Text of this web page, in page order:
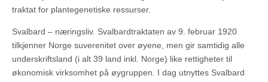
traktat for plantegenetiske ressurser.
Svalbard – næringsliv. Svalbardtraktaten av 9. februar 1920
tilkjenner Norge suverenitet over øyene, men gir samtidig alle
underskriftsland (i alt 39 land inkl. Norge) like rettigheter til
økonomisk virksomhet på øygruppen. I dag utnyttes Svalbard